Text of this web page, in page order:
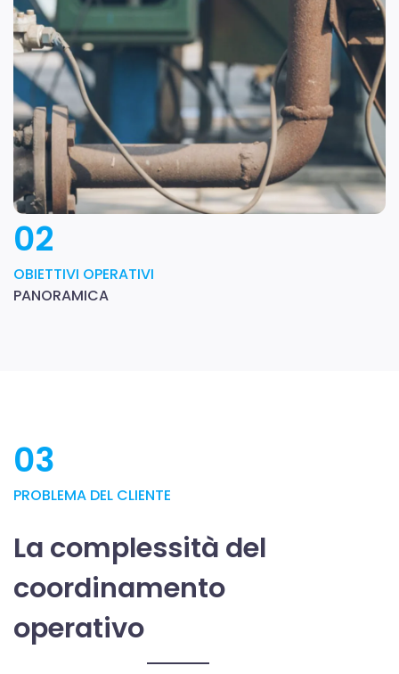
02
OBIETTIVI OPERATIVI
PANORAMICA
03
PROBLEMA DEL CLIENTE
La complessità del
coordinamento
operativo